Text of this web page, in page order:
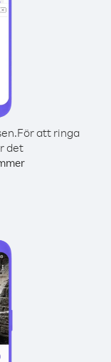
För att ringa
det